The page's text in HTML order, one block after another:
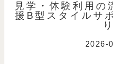
見学・体験利用
援B型スタイルサ
り
2026-